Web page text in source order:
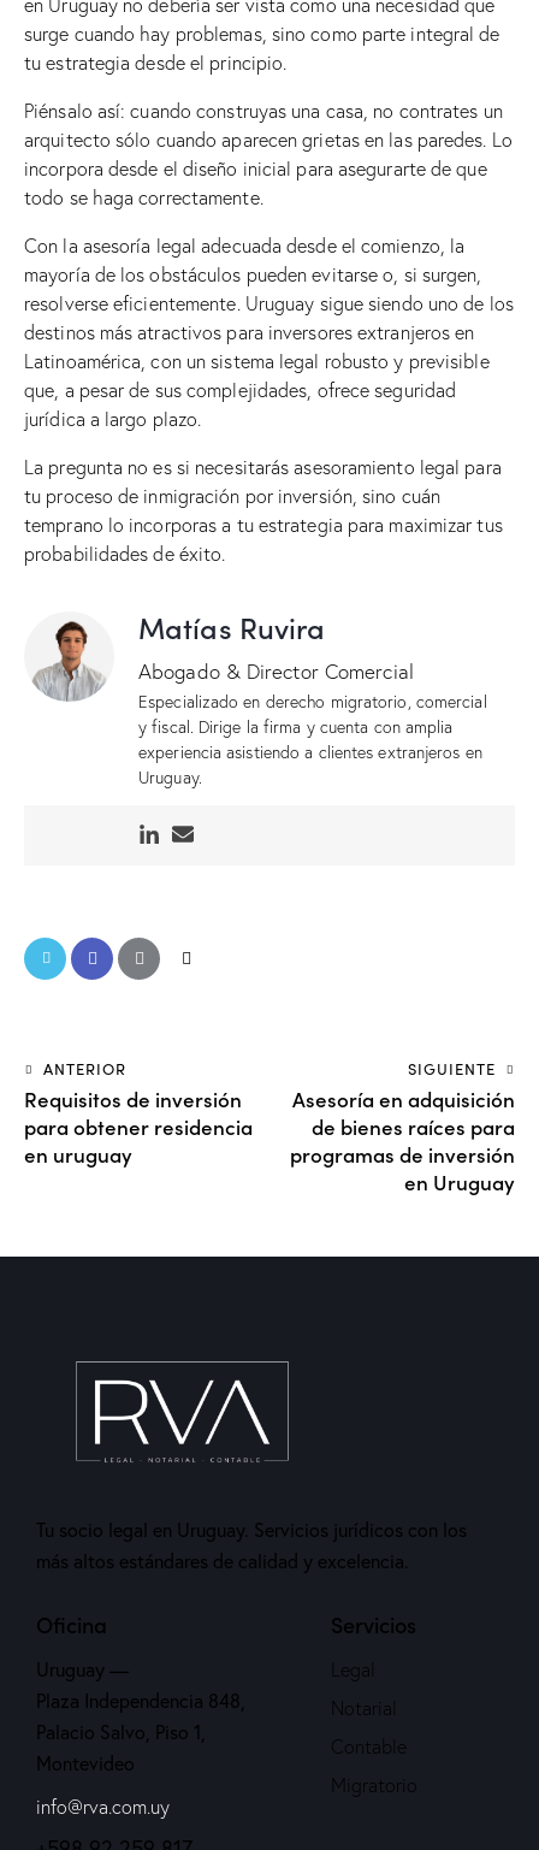
surge cuando hay problemas, sino como parte integral de
tu estrategia desde el principio.
Piénsalo así: cuando construyas una casa, no contrates un
arquitecto sólo cuando aparecen grietas en las paredes. Lo
incorpora desde el diseño inicial para asegurarte de que
todo se haga correctamente.
Con la asesoría legal adecuada desde el comienzo, la
mayoría de los obstáculos pueden evitarse o, si surgen,
resolverse eficientemente. Uruguay sigue siendo uno de los
destinos más atractivos para inversores extranjeros en
Latinoamérica, con un sistema legal robusto y previsible
que, a pesar de sus complejidades, ofrece seguridad
jurídica a largo plazo.
La pregunta no es si necesitarás asesoramiento legal para
tu proceso de inmigración por inversión, sino cuán
temprano lo incorporas a tu estrategia para maximizar tus
probabilidades de éxito.
Matías Ruvira
Abogado & Director Comercial
Especializado en derecho migratorio, comercial
y fiscal. Dirige la firma y cuenta con amplia
experiencia asistiendo a clientes extranjeros en
Uruguay.
ANTERIOR
Requisitos de inversión
para obtener residencia
en uruguay
SIGUIENTE
Asesoría en adquisición
de bienes raíces para
programas de inversión
en Uruguay
Tu socio legal en Uruguay. Servicios jurídicos con los
más altos estándares de calidad y excelencia.
Oficina
Uruguay —
Plaza Independencia 848,
Palacio Salvo, Piso 1,
Montevideo
info@rva.com.uy
Servicios
Legal
Notarial
Contable
Migratorio